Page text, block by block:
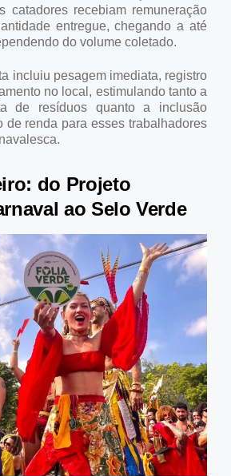
catadores recebiam remuneração
entregue, chegando a até
do volume coletado.
incluiu pesagem imediata, registro
no local, estimulando tanto a
de resíduos quanto a inclusão
de renda para esses trabalhadores
do Projeto
ao Selo Verde